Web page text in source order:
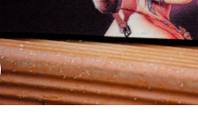
Κάντε κλικ για μεγέθυνση